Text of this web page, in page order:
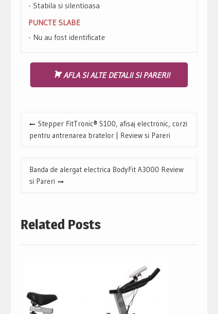
Stabila si silentioasa
PUNCTE SLABE
Nu au fost identificate
AFLA SI ALTE DETALII SI PARERI!
NavigareStepper FitTronic® S100, afisaj electronic, corzi
pentru antrenarea bratelor | Review si Pareri
Banda de alergat electrica BodyFit A3000 Review
si Pareri
Related Posts